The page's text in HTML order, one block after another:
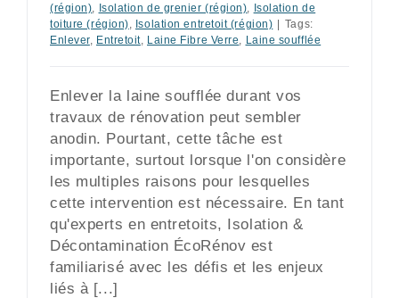
(région), Isolation de grenier (région), Isolation de
toiture (région), Isolation entretoit (région)
Tags:
Enlever, Entretoit, Laine Fibre Verre, Laine soufflée
Enlever la laine soufflée durant vos
travaux de rénovation peut sembler
anodin. Pourtant, cette tâche est
importante, surtout lorsque l'on considère
les multiples raisons pour lesquelles
cette intervention est nécessaire. En tant
qu'experts en entretoits, Isolation &
Décontamination ÉcoRénov est
familiarisé avec les défis et les enjeux
liés à [...]